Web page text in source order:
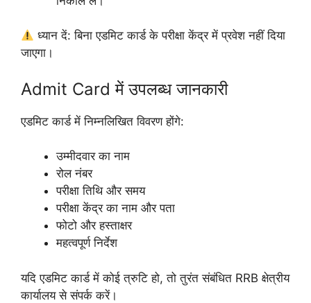
ध्यान दें: बिना एडमिट कार्ड के परीक्षा केंद्र में प्रवेश नहीं दिया
जाएगा।
Admit Card में उपलब्ध जानकारी
एडमिट कार्ड में निम्नलिखित विवरण होंगे:
उम्मीदवार का नाम
रोल नंबर
परीक्षा तिथि और समय
परीक्षा केंद्र का नाम और पता
फोटो और हस्ताक्षर
महत्वपूर्ण निर्देश
यदि एडमिट कार्ड में कोई त्रुटि हो, तो तुरंत संबंधित RRB क्षेत्रीय
कार्यालय से संपर्क करें।